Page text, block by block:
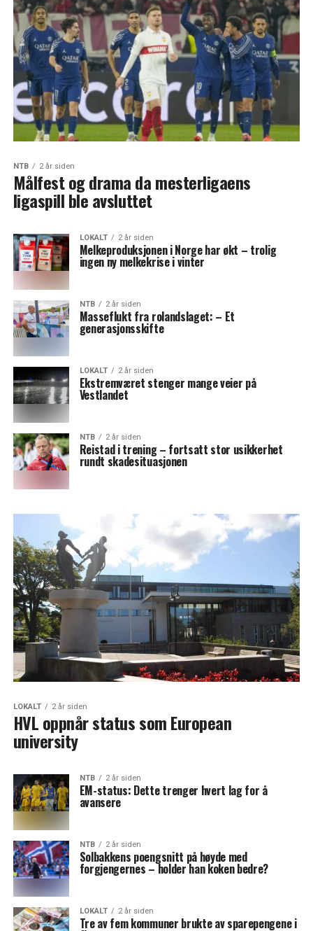
NTB 2 år siden
Målfest og drama da mesterligaens
ligaspill ble avsluttet
LOKALT 2 år siden
Melkeproduksjonen i Norge har økt – trolig
ingen ny melkekrise i vinter
NTB 2 år siden
Masseflukt fra rolandslaget: – Et
generasjonsskifte
LOKALT 2 år siden
Ekstremværet stenger mange veier på
Vestlandet
NTB 2 år siden
Reistad i trening – fortsatt stor usikkerhet
rundt skadesituasjonen
LOKALT 2 år siden
HVL oppnår status som European
university
NTB 2 år siden
EM-status: Dette trenger hvert lag for å
avansere
NTB 2 år siden
Solbakkens poengsnitt på høyde med
forgjengernes – holder han koken bedre?
LOKALT 2 år siden
Tre av fem kommuner brukte av sparepengene i